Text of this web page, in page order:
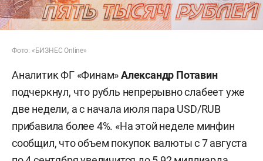
Фото: «БИЗНЕС Online»
Аналитик ФГ «Финам»Александр Потавин
подчеркнул, что рубль непрерывно слабеет уже
две недели, а с начала июля пара USD/RUB
прибавила более 4%. «На этой неделе минфин
сообщил, что объем покупок валюты с 7 августа